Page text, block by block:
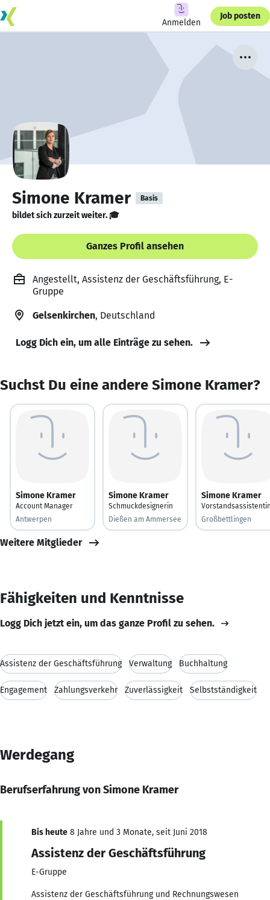
Anmelden
Job posten
Simone Kramer Basis
bildet sich zurzeit weiter. 🎓
Ganzes Profil ansehen
Angestellt, Assistenz der Geschäftsführung, E-
Gruppe
Gelsenkirchen, Deutschland
Logg Dich ein, um alle Einträge zu sehen.
Suchst Du eine andere Simone Kramer?
Simone Kramer
Account Manager
Antwerpen
Simone Kramer
Schmuckdesignerin
Dießen am Ammersee
Simone Kramer
Großbettlingen
Weitere Mitglieder
Fähigkeiten und Kenntnisse
Logg Dich jetzt ein, um das ganze Profil zu sehen.
Assistenz der Geschäftsführung Verwaltung Buchhaltung
Engagement Zahlungsverkehr Zuverlässigkeit Selbstständigkeit
Werdegang
Berufserfahrung von Simone Kramer
Bis heute 8 Jahre und 3 Monate, seit Juni 2018
Assistenz der Geschäftsführung
E-Gruppe
Assistenz der Geschäftsführung und Rechnungswesen